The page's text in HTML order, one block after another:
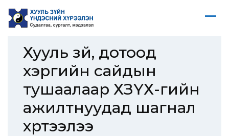
Хууль зүй, дотоод
хэргийн сайдын
тушаалаар ХЗҮХ-гийн
ажилтнуудад шагнал
хүртээлээ